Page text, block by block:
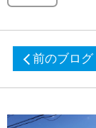
前のブログ